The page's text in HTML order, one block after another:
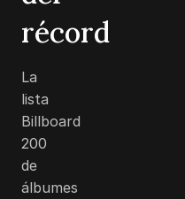
récord
La
lista
Billboard
200
de
álbumes